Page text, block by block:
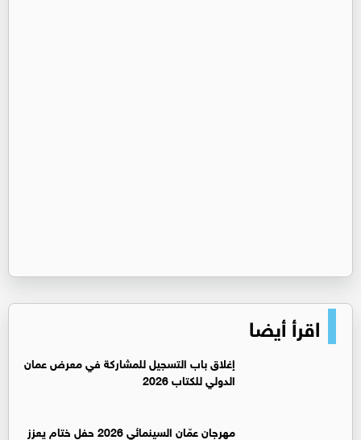
اقرأ أيضا
إغلاق باب التسجيل للمشاركة في معرض عمان
الدولي للكتاب 2026
مهرجان عمّان السينمائي 2026 حفل ختام يعزز